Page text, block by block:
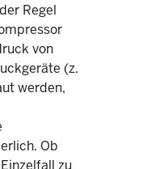
Regel
von
(z.
werden,
Ob
zu